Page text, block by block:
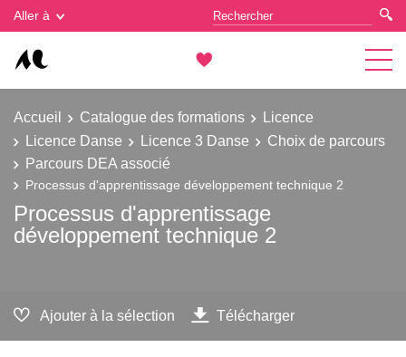
Aller à
Accueil Catalogue des formations
Licence
Licence Danse
Licence 3 Danse
Choix de parcours
Parcours DEA associé
Processus d'apprentissage développement technique 2
Processus d'apprentissage
développement technique 2
Ajouter à la sélection Télécharger
Gestion des cookies